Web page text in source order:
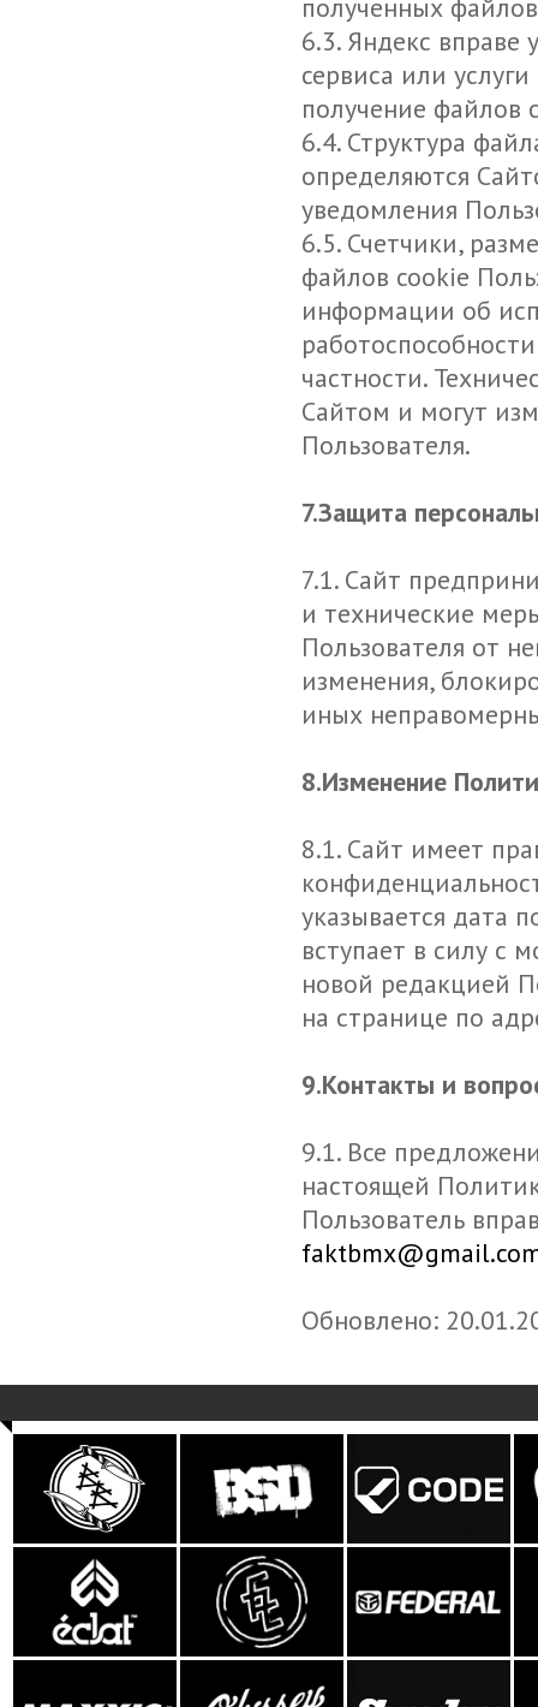
полученных
6.3. Яндекс вправе
сервиса или
получение файлов
6.4. Структура
определяются
уведомления
6.5. Счетчики,
файлов cookie
информации об
частности.
Сайтом и могут
Пользователя.
7.Защита
7.1. Сайт
и технические
Пользователя от
изменения,
иных
8.Изменение
8.1. Сайт имеет
указывается дата
вступает в силу с
новой редакцией
на странице по
9.Контакты и
9.1. Все
настоящей
Пользователь
Обновлено: